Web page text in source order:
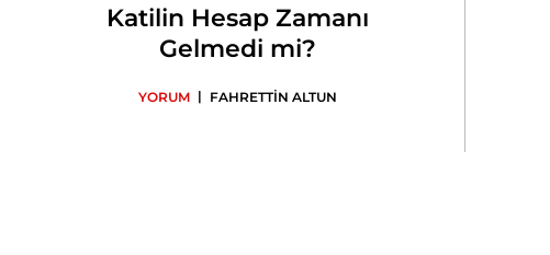
Katilin Hesap Zamanı
Gelmedi mi?
YORUM | FAHRETTİN ALTUN